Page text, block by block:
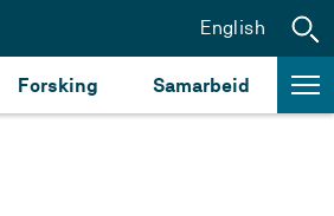
Forsking Samarbeid
English